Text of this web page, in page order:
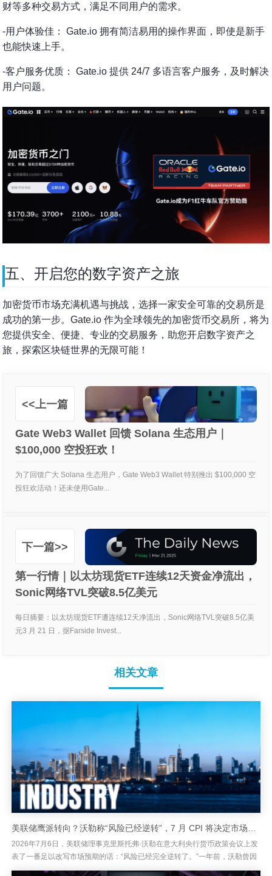
财等多种交易方式，满足不同用户的需求。
-用户体验佳： Gate.io 拥有简洁易用的操作界面，即使是新手
也能快速上手。
-客户服务优质： Gate.io 提供 24/7 多语言客户服务，及时解决
用户问题。
五、开启您的数字资产之旅
加密货币市场充满机遇与挑战，选择一家安全可靠的交易所是
成功的第一步。Gate.io 作为全球领先的加密货币交易所，将为
您提供安全、便捷、专业的交易服务，助您开启数字资产之
旅，探索区块链世界的无限可能！
<<上一篇
Gate Web3 Wallet 回馈 Solana 生态用户｜
$100,000 空投狂欢！
为了回馈广大 Solana 生态用户，Gate Web3 Wallet 特别推出 $100,000 空
投狂欢活动！还未使用Gate...
下一篇>>
第一行情｜以太坊现货ETF连续12天资金净流出，
Sonic网络TVL突破8.5亿美元
每日摘要：以太坊现货ETF遭连续12天净流出，Sonic网络TVL突破8.5亿美
元3 月 21 日，据Farside Invest...
相关文章
美联储鹰派转向？沃勒称“风险已经逆转”，7 月 CPI 将决定市场下一轮行情
2026年7月6日，美联储理事克里斯托弗·沃勒在意大利央行货币政策会议上发
表了一番足以改写市场预期的话：“风险已经完全逆转了。”一年前，沃勒曾因
就业市场疲软而主张降息，并愿意容忍通胀回归目标的时间更长...